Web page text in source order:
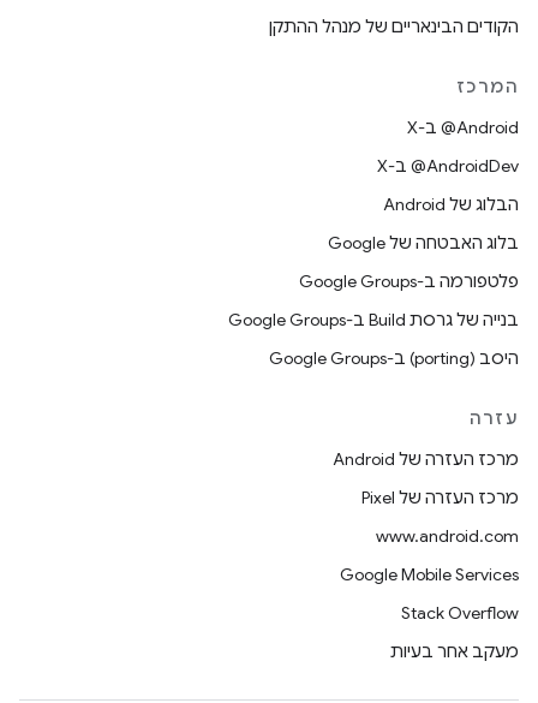
הקודים הבינאריים של מנהל ההתקן
המרכז
‫‎@Android ב-X
‫‎@AndroidDev ב-X
הבלוג של Android
בלוג האבטחה של Google
פלטפורמה ב-Google Groups
בנייה של גרסת Build ב-Google Groups
היסב (porting) ב-Google Groups
עזרה
מרכז העזרה של Android
מרכז העזרה של Pixel
www.android.com
Google Mobile Services
Stack Overflow
מעקב אחר בעיות